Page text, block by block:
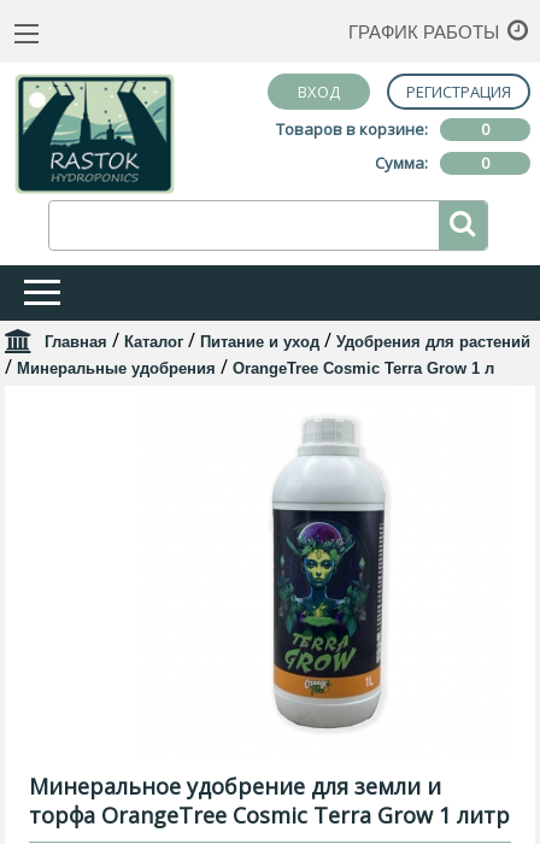
ГРАФИК РАБОТЫ
ВХОД
РЕГИСТРАЦИЯ
Товаров в корзине:
0
Сумма:
0
Главная / Каталог / Питание и уход / Удобрения для растений
/ Минеральные удобрения / OrangeTree Cosmic Terra Grow 1 л
Минеральное удобрение для земли и
торфа OrangeTree Cosmic Terra Grow 1 литр